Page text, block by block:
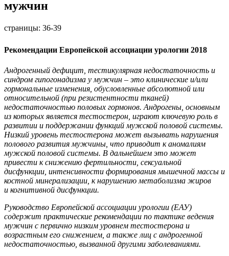
мужчин
страницы: 36-39
Рекомендации Европейской ассоциации урологии 2018
Андрогенный дефицит, тестикулярная недостаточность и
синдром гипогонадизма у мужчин – это клинические и/или
гормональные изменения , обусловленные абсолютной или
относительной (при резистентности тканей)
недостаточностью половых гормонов. Андрогены, основным
из которых является тестостерон, играют ключевую роль в
развитии и поддержании функций мужской половой системы.
Низкий уровень тестостерона может вызывать нарушения
полового развития мужчины , что приводит к аномалиям
мужской половой системы. В дальнейшем это может
привести к снижению фертильности, сексуальной
дисфункции, интенсивности формирования мышечной массы и
костной минерализации, к нарушению метаболизма жиров
и когнитивной дисфункции.
Руководство Европейской ассоциации урологии (ЕАУ)
содержит практические рекомендации по тактике ведения
мужчин с первично низким уровнем тестостерона и
возрастным его снижением, а также лиц с андрогенной
недостаточностью, вызванной другими заболеваниями.